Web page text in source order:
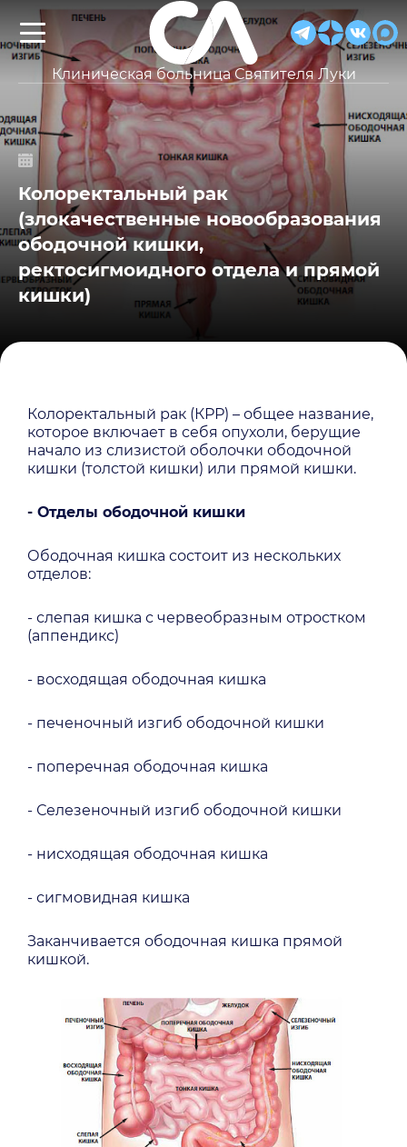
Клиническая больница Святителя Луки
Колоректальный рак
(злокачественные новообразования
ободочной кишки,
ректосигмоидного отдела и прямой
кишки)
Колоректальный рак (КРР) – общее название,
которое включает в себя опухоли, берущие
начало из слизистой оболочки ободочной
кишки (толстой кишки) или прямой кишки.
- Отделы ободочной кишки
Ободочная кишка состоит из нескольких
отделов:
- слепая кишка с червеобразным отростком
(аппендикс)
- восходящая ободочная кишка
- печеночный изгиб ободочной кишки
- поперечная ободочная кишка
- Селезеночный изгиб ободочной кишки
- нисходящая ободочная кишка
- сигмовидная кишка
Заканчивается ободочная кишка прямой
кишкой.